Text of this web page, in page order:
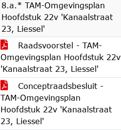
8.a.* TAM-Omgevingsplan
Hoofdstuk 22v 'Kanaalstraat
23, Liessel'
Raadsvoorstel - TAM-
Omgevingsplan Hoofdstuk 22v
'Kanaalstraat 23, Liessel'
Conceptraadsbesluit -
TAM-Omgevingsplan
Hoofdstuk 22v 'Kanaalstraat
23, Liessel'